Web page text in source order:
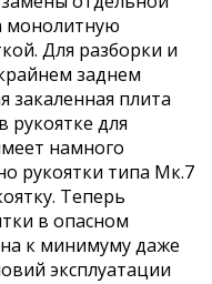
монолитную
Для разборки и
заднем
закаленная плита
рукоятке для
намного
рукоятки типа Мк.7
Теперь
в опасном
к минимуму даже
эксплуатации